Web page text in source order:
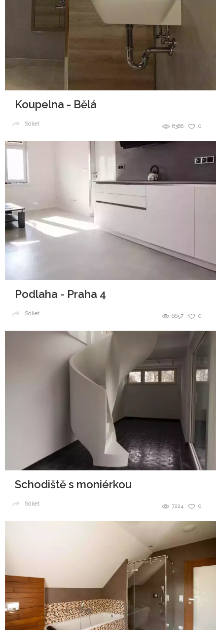
Koupelna - Bělá
0
6388
Sdílet
Podlaha - Praha 4
0
6657
Sdílet
Schodiště s moniérkou
0
7224
Sdílet